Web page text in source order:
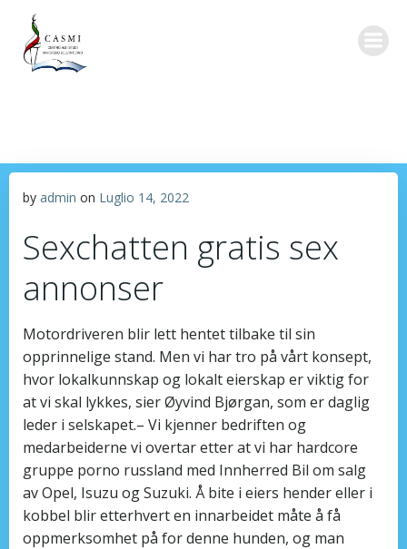
by admin on Luglio 14, 2022
Sexchatten gratis sex
annonser
​Motordriveren blir lett hentet tilbake til sin
opprinnelige stand. Men vi har tro på vårt konsept,
hvor lokalkunnskap og lokalt eierskap er viktig for
at vi skal lykkes, sier Øyvind Bjørgan, som er daglig
leder i selskapet.– Vi kjenner bedriften og
medarbeiderne vi overtar etter at vi har hardcore
gruppe porno russland med Innherred Bil om salg
av Opel, Isuzu og Suzuki. Å bite i eiers hender eller i
kobbel blir etterhvert en innarbeidet måte å få
oppmerksomhet på for denne hunden, og man